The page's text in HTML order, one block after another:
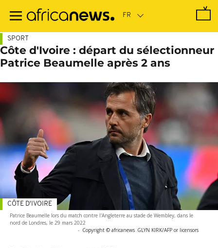
contenu
SPORT
Côte d'Ivoire : départ du sélectionneur
Patrice Beaumelle après 2 ans
Patrice Beaumelle lors du match contre l'Angleterre au stade de Wembley, dans le
nord de Londres, le 29 mars 2022
- Copyright © africanews GLYN KIRK/AFP or licensors
CÔTE D'IVOIRE